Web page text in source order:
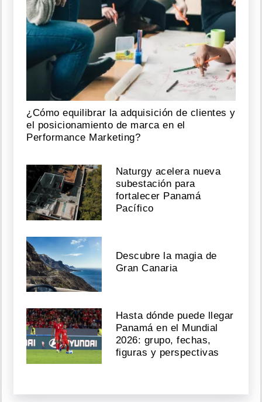
¿Cómo equilibrar la adquisición de clientes y
el posicionamiento de marca en el
Performance Marketing?
Naturgy acelera nueva
subestación para
fortalecer Panamá
Pacífico
Descubre la magia de
Gran Canaria
Hasta dónde puede llegar
Panamá en el Mundial
2026: grupo, fechas,
figuras y perspectivas